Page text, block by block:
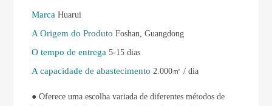
MarcaHuarui
A Origem do ProdutoFoshan, Guangdong
O tempo de entrega5-15 dias
A capacidade de abastecimento 2.000㎡ / dia
● Oferece uma escolha variada de diferentes métodos de